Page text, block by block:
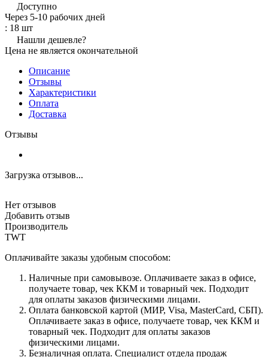
Доступно
Через 5-10 рабочих дней
: 18 шт
Нашли дешевле?
Цена не является окончательной
Описание
Отзывы
Характеристики
Оплата
Доставка
Отзывы
Загрузка отзывов...
Нет отзывов
Добавить отзыв
Производитель
TWT
Оплачивайте заказы удобным способом:
Наличные при самовывозе. Оплачиваете заказ в офисе,
получаете товар, чек ККМ и товарный чек. Подходит
для оплаты заказов физическими лицами.
Оплата банковской картой (МИР, Visa, MasterCard, СБП).
Оплачиваете заказ в офисе, получаете товар, чек ККМ и
товарный чек. Подходит для оплаты заказов
физическими лицами.
Безналичная оплата. Специалист отдела продаж